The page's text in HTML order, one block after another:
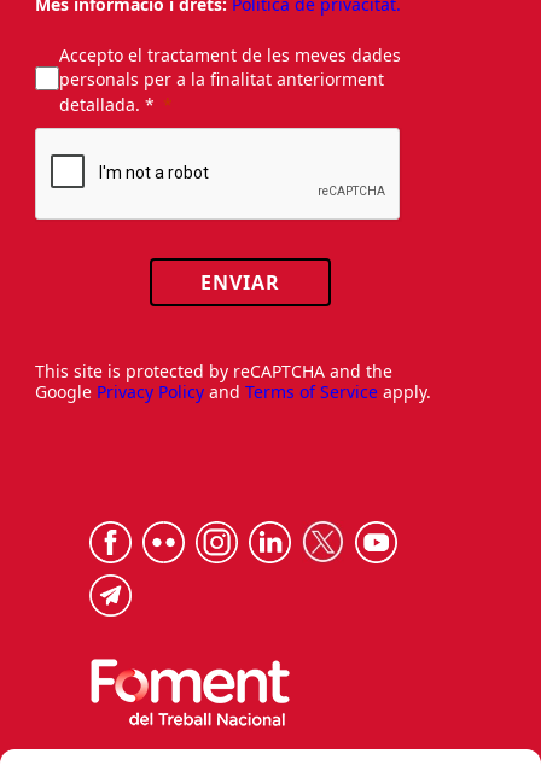
Accepto el tractament de les meves dades
personals per a la finalitat anteriorment
detallada. *
ENVIAR
This site is protected by reCAPTCHA and the
Google Privacy Policy and Terms of Service apply.